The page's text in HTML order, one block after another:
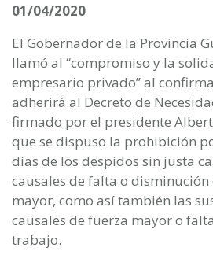
01/04/2020
El Gobernador de la Provincia
llamó al “compromiso y la
empresario privado” al
adherirá al Decreto de
firmado por el presidente
que se dispuso la prohibición
días de los despidos sin justa
causales de falta o
mayor, como así también las
causales de fuerza mayor o
trabajo.